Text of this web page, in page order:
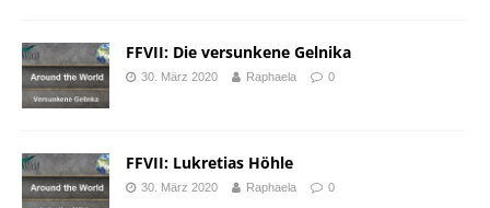
FFVII: Die versunkene Gelnika
30. März 2020 Raphaela 0
FFVII: Lukretias Höhle
30. März 2020 Raphaela 0